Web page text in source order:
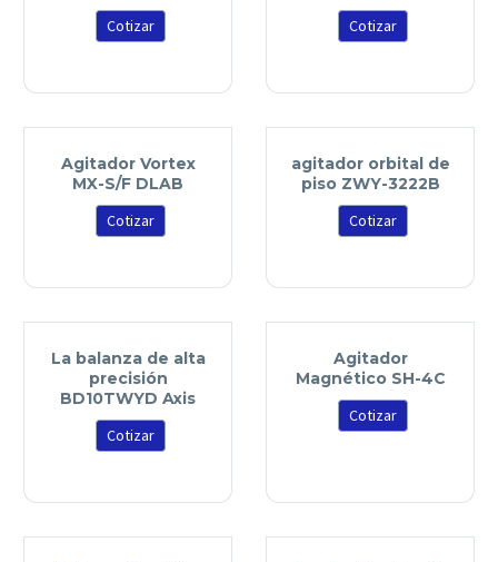
Cotizar
Cotizar
Agitador Vortex
MX-S/F DLAB
Cotizar
agitador orbital de
piso ZWY-3222B
Cotizar
La balanza de alta
precisión
BD10TWYD Axis
Cotizar
Agitador
Magnético SH-4C
Cotizar